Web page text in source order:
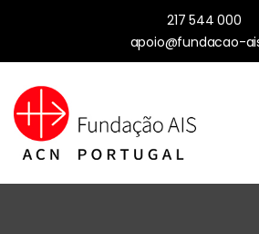
217 544 000
apoio@fundacao-